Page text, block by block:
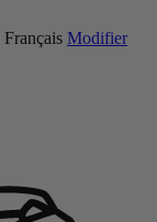
Français Modifier